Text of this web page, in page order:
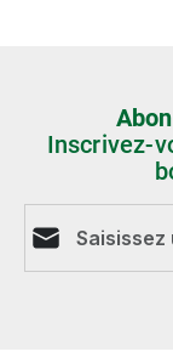
Inscrivez-